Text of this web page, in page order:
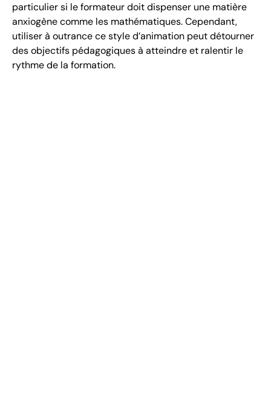
particulier si le formateur doit dispenser une matière
anxiogène comme les mathématiques. Cependant,
utiliser à outrance ce style d’animation peut détourner
des objectifs pédagogiques à atteindre et ralentir le
rythme de la formation.